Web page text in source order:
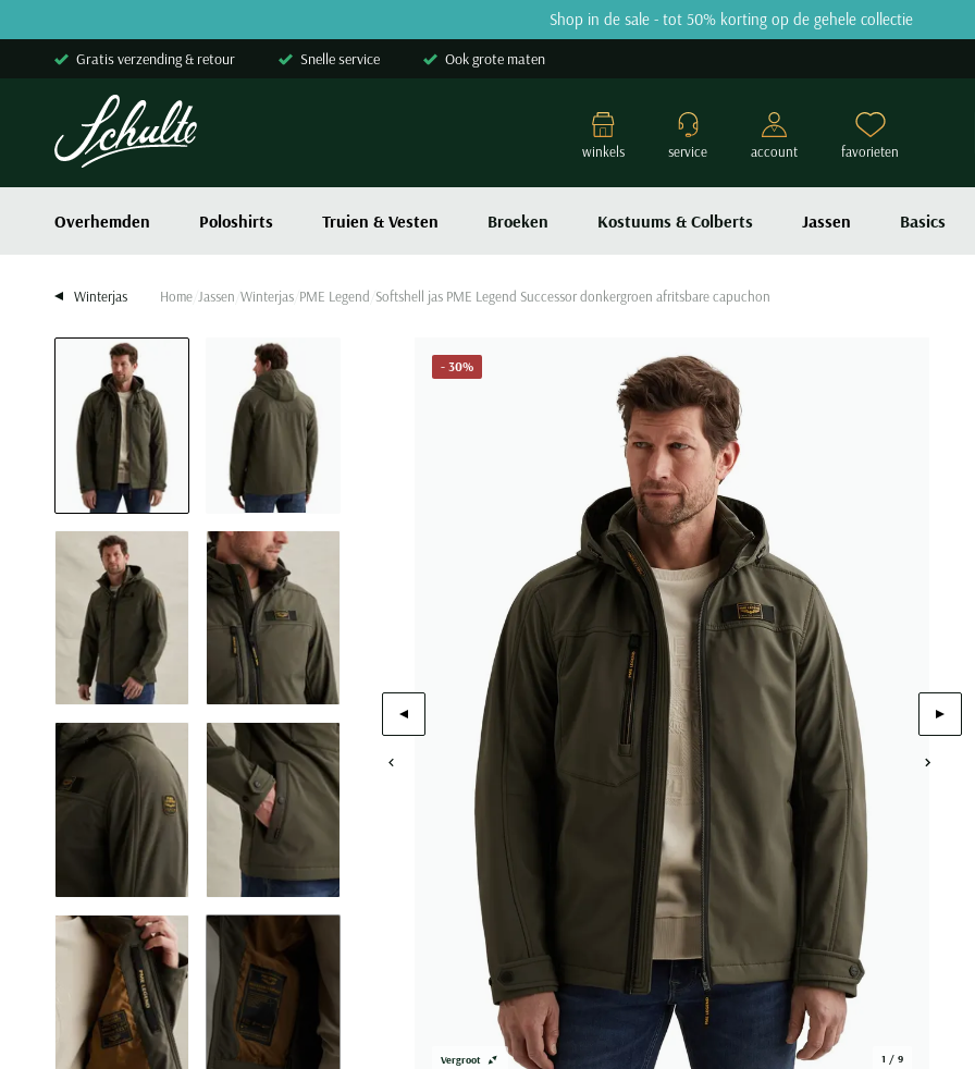
Shop in de sale - tot 50% korting op de gehele collectie
Gratis verzending & retour Snelle service Ook grote maten
Overhemden Poloshirts Truien & Vesten Broeken Kostuums & Colberts Jassen Basics
winkels service account favorieten
Winterjas Home Jassen Winterjas PME Legend Softshell jas PME Legend Successor donkergroen afritsbare capuchon
Vergroot 1 / 9
- 30%
+1